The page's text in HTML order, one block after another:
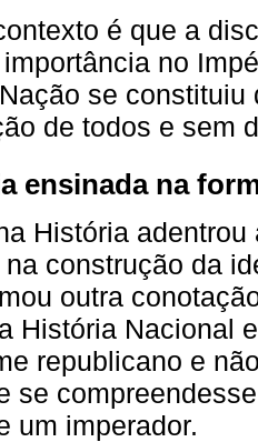
é que a
no
se
de todos e sem
ensinada na
História
construção da
outra
História Nacional
republicano e
se
um imperador.